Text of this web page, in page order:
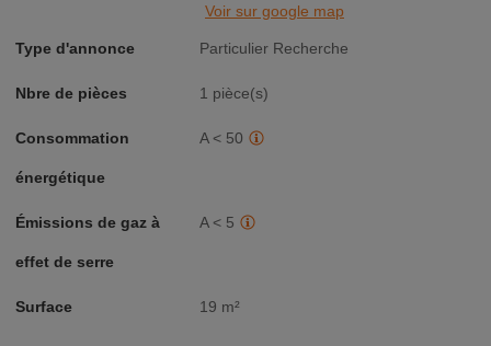
Voir sur google map
Type d'annonce Particulier Recherche
Nbre de pièces 1 pièce(s)
Consommation
énergétique
A < 50
Émissions de gaz à
effet de serre
A < 5
Surface 19 m²